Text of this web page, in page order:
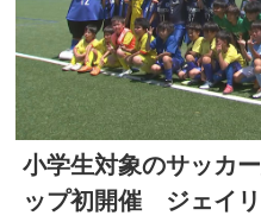
小学生対象のサッカ
ップ初開催 ジェイ